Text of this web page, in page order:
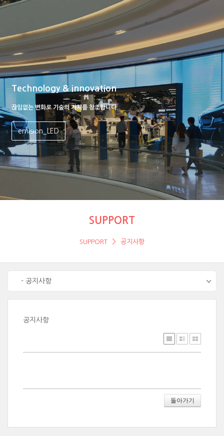
Technology & innovation
끊임없는 변화로 기술의 가치를 창조합니다.
emision_LED
SUPPORT
SUPPORT 공지사항
- 공지사항
공지사항
돌아가기